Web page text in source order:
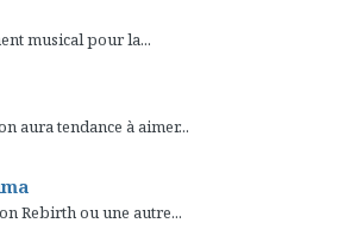
musical pour la...
aura tendance à aimer...
Rebirth ou une autre...